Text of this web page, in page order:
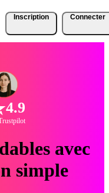
Inscription Connecter
4.9
avec
simple